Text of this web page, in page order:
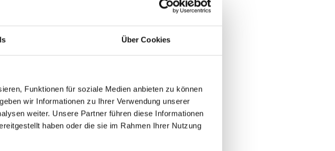
Über Cookies
Funktionen für soziale Medien anbieten zu können
wir Informationen zu Ihrer Verwendung unserer
weiter. Unsere Partner führen diese Informationen
haben oder die sie im Rahmen Ihrer Nutzung